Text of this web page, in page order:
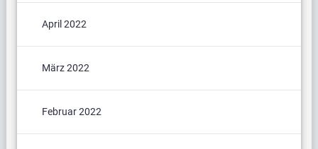
April 2022
März 2022
Februar 2022